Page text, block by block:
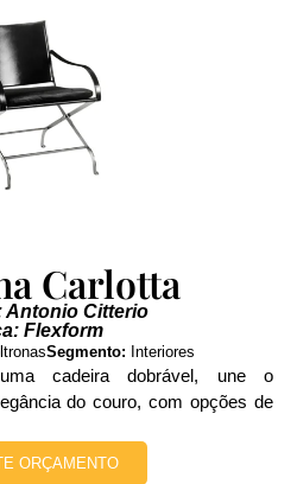
Carlotta
Antonio Citterio
Flexform
Segmento: Interiores
cadeira dobrável, une o
do couro, com opções de
ORÇAMENTO